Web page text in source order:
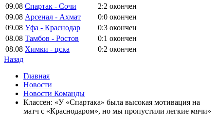
09.08 Спартак - Сочи 2:2 окончен
09.08 Арсенал - Ахмат 0:0 окончен
09.08 Уфа - Краснодар 0:3 окончен
08.08 Тамбов - Ростов 0:1 окончен
08.08 Химки - цска 0:2 окончен
Назад
Главная
Новости
Новости Команды
Классен: «У «Спартака» была высокая мотивация на
матч с «Краснодаром», но мы пропустили легкие мячи»